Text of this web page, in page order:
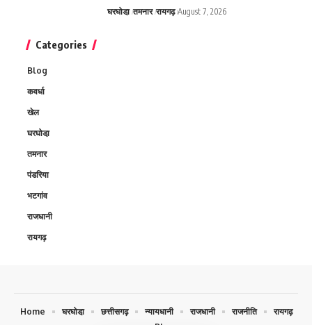
घरघोडा़ तमनार रायगढ़ August 7, 2026
Categories
Blog
कवर्धा
खेल
घरघोडा़
तमनार
पंडरिया
भटगांव
राजधानी
रायगढ़
Home घरघोडा़ छत्तीसगढ़ न्यायधानी राजधानी राजनीति
रायगढ़